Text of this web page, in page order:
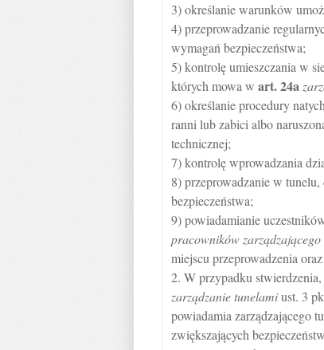
3) określanie warunków
4) przeprowadzanie
wymagań bezpieczeństwa;
5) kontrolę umieszczania w
których mowa w art.24a
6) określanie procedury
ranni lub zabici albo
technicznej;
7) kontrolę wprowadzania
8) przeprowadzanie w
bezpieczeństwa;
9) powiadamianie
pracowników
miejscu przeprowadzenia
2. W przypadku
zarządzanie tunelamiust. 3
powiadamia zarządzającego
zwiększających